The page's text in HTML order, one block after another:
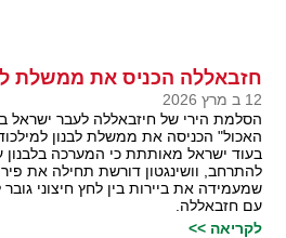
חזבאללה הכניס את ממשלת
12 ב מרץ 2026
הסלמת הירי של חיזבאללה לעבר
האכול" הכניסה את ממשלת לבנון למילכוד
בעוד ישראל מאותתת כי המערכה בלבנון
להתרחב, וושינגטון דורשת תחילה את
שמעמידה את ביירות בין לחץ חיצוני
עם חזבאללה.
לקריאה >>